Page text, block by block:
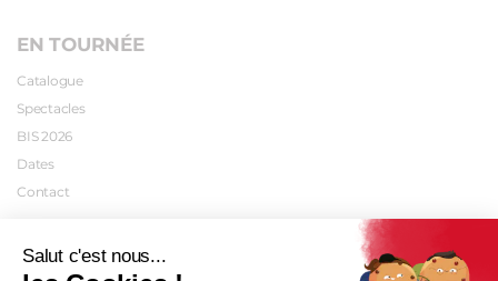
EN TOURNÉE
Catalogue
Spectacles
BIS 2026
Dates
Contact
INFOS PRATIQUES
Salut c'est nous...